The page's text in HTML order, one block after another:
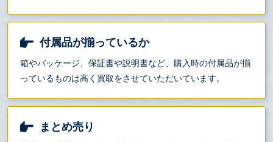
付属品が揃っているか
箱やパッケージ、保証書や説明書など、購入時の付属品が揃
っているものは高く買取をさせていただいています。
まとめ売り